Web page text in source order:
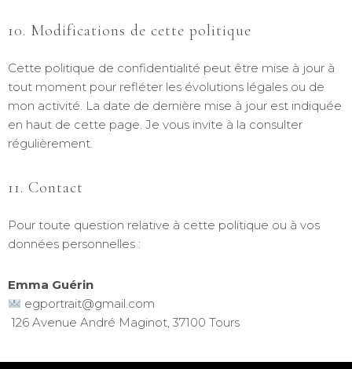
10. Modifications de cette politique
Cette politique de confidentialité peut être mise à jour à
tout moment pour refléter les évolutions légales ou de
mon activité. La date de dernière mise à jour est indiquée
en haut de cette page. Je vous invite à la consulter
régulièrement.
11. Contact
Pour toute question relative à cette politique ou à vos
données personnelles :
Emma Guérin
egportrait@gmail.com
126 Avenue André Maginot, 37100 Tours